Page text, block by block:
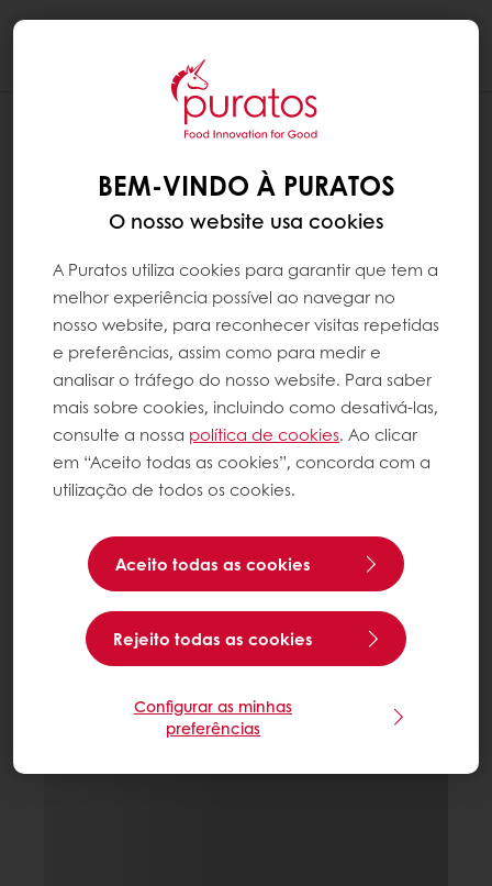
BEM-VINDO À PURATOS
O nosso website usa cookies
A Puratos utiliza cookies para garantir que tem a
melhor experiência possível ao navegar no
nosso website, para reconhecer visitas repetidas
e preferências, assim como para medir e
analisar o tráfego do nosso website. Para saber
mais sobre cookies, incluindo como desativá-las,
consulte a nossa política de cookies. Ao clicar
em “Aceito todas as cookies”, concorda com a
utilização de todos os cookies.
Aceito todas as cookies
Rejeito todas as cookies
Configurar as minhas
preferências